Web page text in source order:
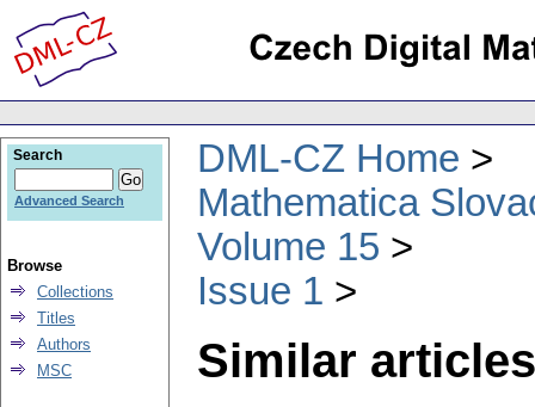
DML-CZ Home
Mathematica
Volume 15
Issue 1
Similar
Search
Advanced Search
Browse
Collections
Titles
Authors
MSC